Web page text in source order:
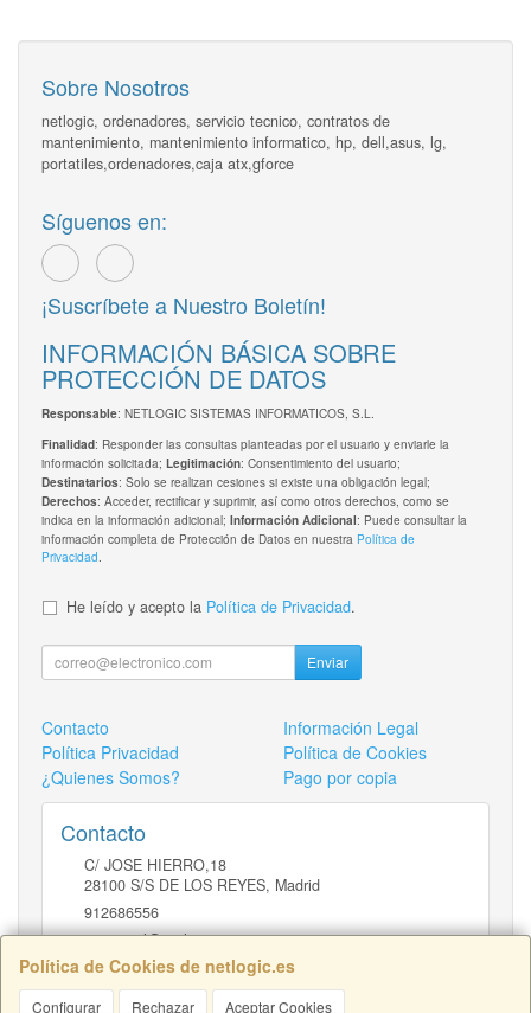
Política de Cookies de netlogic.es
Configurar Rechazar Aceptar Cookies
Sobre Nosotros
netlogic, ordenadores, servicio tecnico, contratos de
mantenimiento, mantenimiento informatico, hp, dell,asus, lg,
portatiles,ordenadores,caja atx,gforce
Síguenos en:
¡Suscríbete a Nuestro Boletín!
INFORMACIÓN BÁSICA SOBRE
PROTECCIÓN DE DATOS
Responsable: NETLOGIC SISTEMAS INFORMATICOS, S.L.
Finalidad: Responder las consultas planteadas por el usuario y enviarle la
información solicitada; Legitimación: Consentimiento del usuario;
Destinatarios: Solo se realizan cesiones si existe una obligación legal;
Derechos: Acceder, rectificar y suprimir, así como otros derechos, como se
indica en la información adicional; Información Adicional: Puede consultar la
información completa de Protección de Datos en nuestra Política de
Privacidad
He leído y acepto la Política de Privacidad.
Enviar
Contacto
Información Legal
Política Privacidad
Política de Cookies
¿Quienes Somos?
Pago por copia
Contacto
C/ JOSE HIERRO,18
28100 S/S DE LOS REYES, Madrid
912686556
comercial@netlogic.es